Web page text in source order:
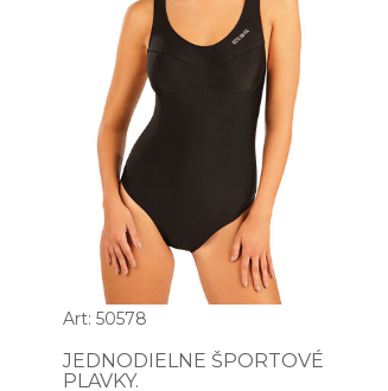
Art: 50578
JEDNODIELNE ŠPORTOVÉ
PLAVKY.